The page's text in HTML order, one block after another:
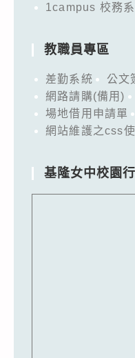
1campus 校務
教職員專區
差勤系統 公文
網路請購(備用)
場地借用申請單
網站維護之css
基隆女中校園